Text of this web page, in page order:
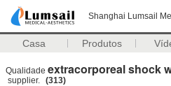
Shanghai Lumsail
Casa Produtos
Qualidade extracorporeal shock
supplier. (313)